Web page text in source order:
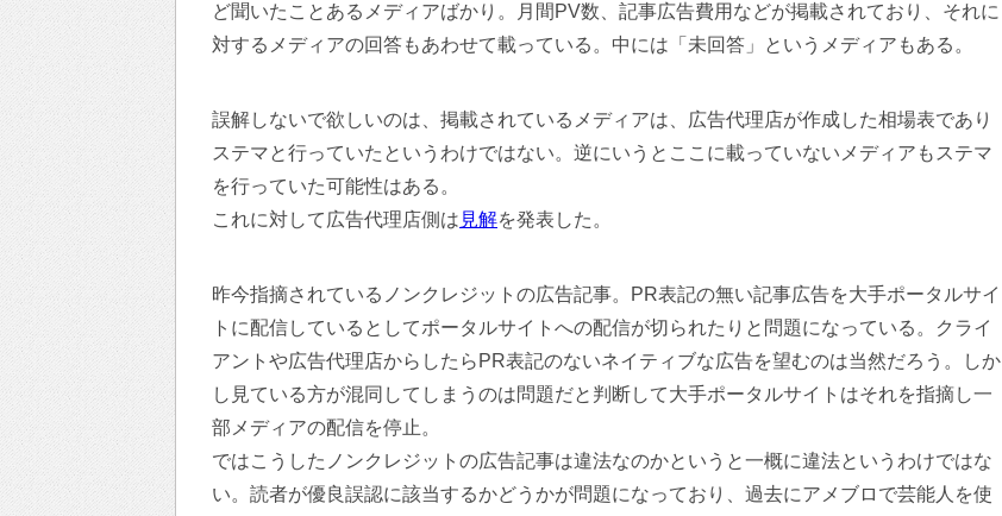
ど聞いたことあるメディアばかり。月間PV数、記事広告費用などが掲載されており、それに
対するメディアの回答もあわせて載っている。中には「未回答」というメディアもある。
誤解しないで欲しいのは、掲載されているメディアは、広告代理店が作成した相場表であり
ステマと行っていたというわけではない。逆にいうとここに載っていないメディアもステマ
を行っていた可能性はある。
これに対して広告代理店側は 見解を発表した。
昨今指摘されているノンクレジットの広告記事。PR表記の無い記事広告を大手ポータルサイ
トに配信しているとしてポータルサイトへの配信が切られたりと問題になっている。クライ
アントや広告代理店からしたらPR表記のないネイティブな広告を望むのは当然だろう。しか
し見ている方が混同してしまうのは問題だと判断して大手ポータルサイトはそれを指摘し一
部メディアの配信を停止。
ではこうしたノンクレジットの広告記事は違法なのかというと一概に違法というわけではな
い。読者が優良誤認に該当するかどうかが問題になっており、過去にアメブロで芸能人を使